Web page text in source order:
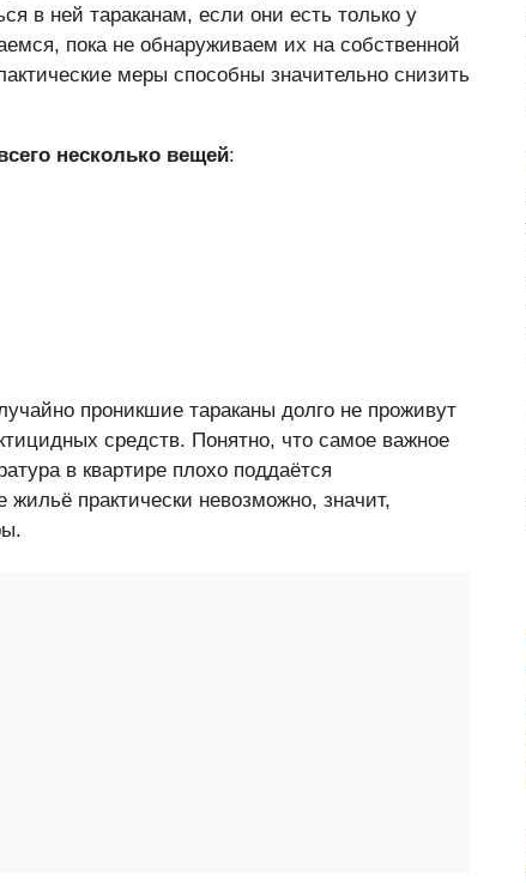
в ней тараканам, если они есть только у
пока не обнаруживаем их на собственной
меры способны значительно снизить
несколько вещей:
проникшие тараканы долго не проживут
средств. Понятно, что самое важное
в квартире плохо поддаётся
практически невозможно, значит,